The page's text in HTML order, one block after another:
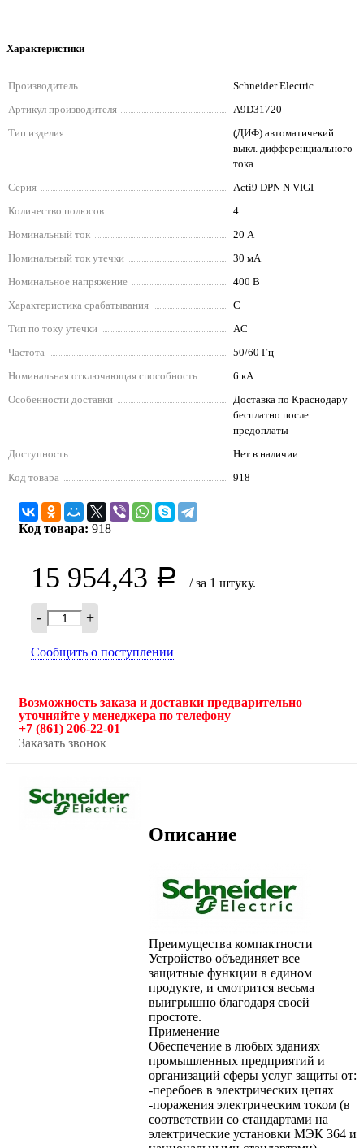
Характеристики
Производитель
Schneider Electriс
Артикул производителя
A9D31720
Тип изделия
(ДИФ) автоматичекий
выкл. дифференциального
тока
Серия
Acti9 DPN N VIGI
Количество полюсов
4
Номинальный ток
20 А
Номинальный ток утечки
30 мА
Номинальное напряжение
400 В
Характеристика срабатывания
C
Тип по току утечки
AC
Частота
50/60 Гц
Номинальная отключающая способность
6 кА
Особенности доставки
Доставка по Краснодару
бесплатно после
предоплаты
Доступность
Нет в наличии
Код товара
918
Код товара: 918
15 954,43 Р / за 1 штуку.
- +
Сообщить о поступлении
Возможность заказа и доставки предварительно
уточняйте у менеджера по телефону
+7 (861) 206-22-01
Заказать звонок
Описание
Преимущества компактности
Устройство объединяет все
защитные функции в едином
продукте, и смотрится весьма
выигрышно благодаря своей
простоте.
Применение
Обеспечение в любых зданиях
промышленных предприятий и
организаций сферы услуг защиты от:
-перебоев в электрических цепях
-поражения электрическим током (в
соответствии со стандартами на
электрические установки МЭК 364 и